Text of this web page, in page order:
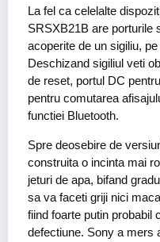
La fel ca celelalte
SRSXB21B are porturile
acoperite de un sigiliu,
Deschizand sigiliul veti
de reset, portul DC
pentru comutarea
functiei Bluetooth.
Spre deosebire de
construita o incinta mai
jeturi de apa, bifand
sa va faceti griji nici
fiind foarte putin probabil
defectiune. Sony a mers